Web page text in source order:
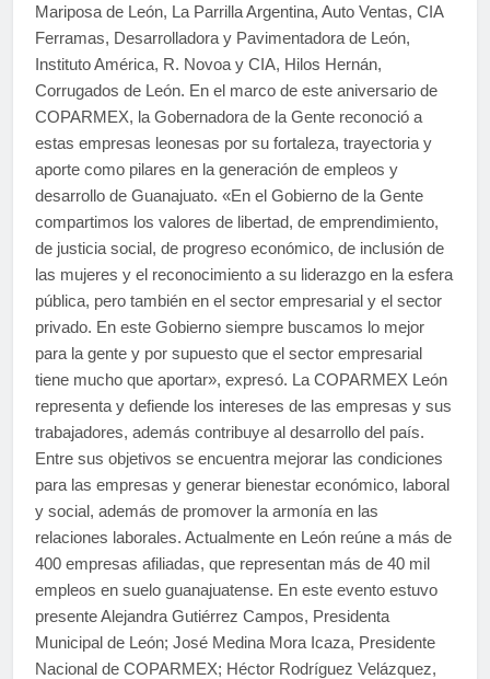
Mariposa de León, La Parrilla Argentina, Auto Ventas, CIA
Ferramas, Desarrolladora y Pavimentadora de León,
Instituto América, R. Novoa y CIA, Hilos Hernán,
Corrugados de León. En el marco de este aniversario de
COPARMEX, la Gobernadora de la Gente reconoció a
estas empresas leonesas por su fortaleza, trayectoria y
aporte como pilares en la generación de empleos y
desarrollo de Guanajuato. «En el Gobierno de la Gente
compartimos los valores de libertad, de emprendimiento,
de justicia social, de progreso económico, de inclusión de
las mujeres y el reconocimiento a su liderazgo en la esfera
pública, pero también en el sector empresarial y el sector
privado. En este Gobierno siempre buscamos lo mejor
para la gente y por supuesto que el sector empresarial
tiene mucho que aportar», expresó. La COPARMEX León
representa y defiende los intereses de las empresas y sus
trabajadores, además contribuye al desarrollo del país.
Entre sus objetivos se encuentra mejorar las condiciones
para las empresas y generar bienestar económico, laboral
y social, además de promover la armonía en las
relaciones laborales. Actualmente en León reúne a más de
400 empresas afiliadas, que representan más de 40 mil
empleos en suelo guanajuatense. En este evento estuvo
presente Alejandra Gutiérrez Campos, Presidenta
Municipal de León; José Medina Mora Icaza, Presidente
Nacional de COPARMEX; Héctor Rodríguez Velázquez,